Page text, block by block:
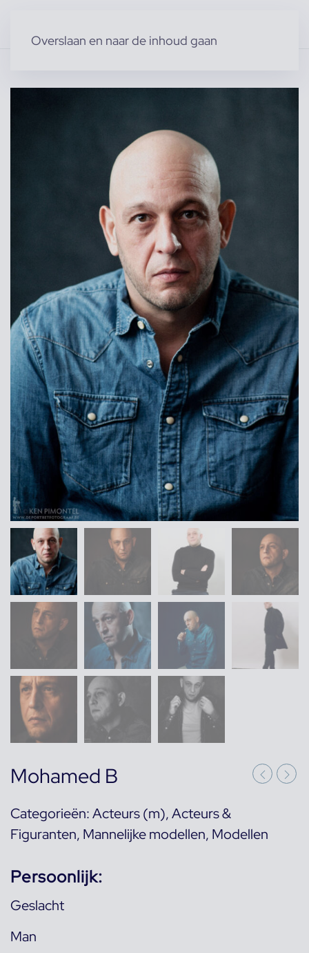
Overslaan en naar de inhoud gaan
Mohamed B
Categorieën:Acteurs (m),Acteurs &
Figuranten, Mannelijke modellen, Modellen
Persoonlijk:
Geslacht
Man